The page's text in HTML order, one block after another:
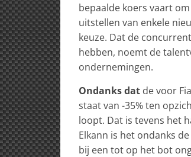
bepaalde koers vaart
uitstellen van enkele
keuze. Dat de
hebben, noemt de
ondernemingen.
Ondanks dat de voor
staat van -35% ten
loopt. Dat is tevens het
Elkann is het ondanks
bij een tot op het bot